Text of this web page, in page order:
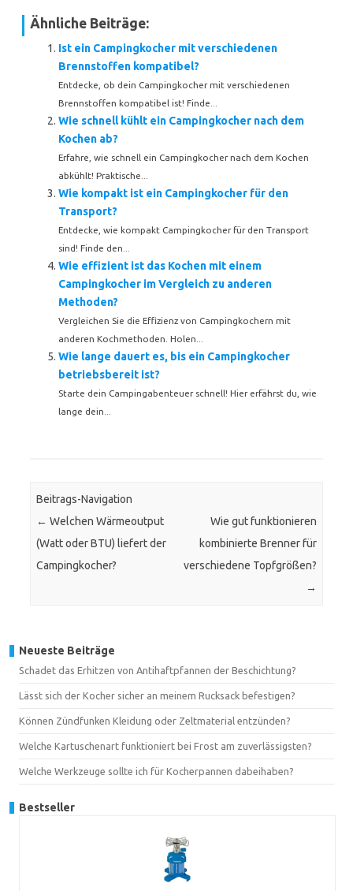
Ähnliche Beiträge:
Ist ein Campingkocher mit verschiedenen
Brennstoffen kompatibel?
Entdecke, ob dein Campingkocher mit verschiedenen
Brennstoffen kompatibel ist! Finde...
Wie schnell kühlt ein Campingkocher nach dem
Kochen ab?
Erfahre, wie schnell ein Campingkocher nach dem Kochen
abkühlt! Praktische...
Wie kompakt ist ein Campingkocher für den
Transport?
Entdecke, wie kompakt Campingkocher für den Transport
sind! Finde den...
Wie effizient ist das Kochen mit einem
Campingkocher im Vergleich zu anderen
Methoden?
Vergleichen Sie die Effizienz von Campingkochern mit
anderen Kochmethoden. Holen...
Wie lange dauert es, bis ein Campingkocher
betriebsbereit ist?
Starte dein Campingabenteuer schnell! Hier erfährst du, wie
lange dein...
Beitrags-Navigation
← Welchen Wärmeoutput
(Watt oder BTU) liefert der
Campingkocher?
Wie gut funktionieren
kombinierte Brenner für
verschiedene Topfgrößen?
→
Neueste Beiträge
Schadet das Erhitzen von Antihaftpfannen der Beschichtung?
Lässt sich der Kocher sicher an meinem Rucksack befestigen?
Können Zündfunken Kleidung oder Zeltmaterial entzünden?
Welche Kartuschenart funktioniert bei Frost am zuverlässigsten?
Welche Werkzeuge sollte ich für Kocherpannen dabeihaben?
Bestseller